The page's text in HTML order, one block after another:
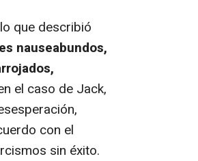
que describió
nauseabundos,
el caso de Jack,
con el
sin éxito.